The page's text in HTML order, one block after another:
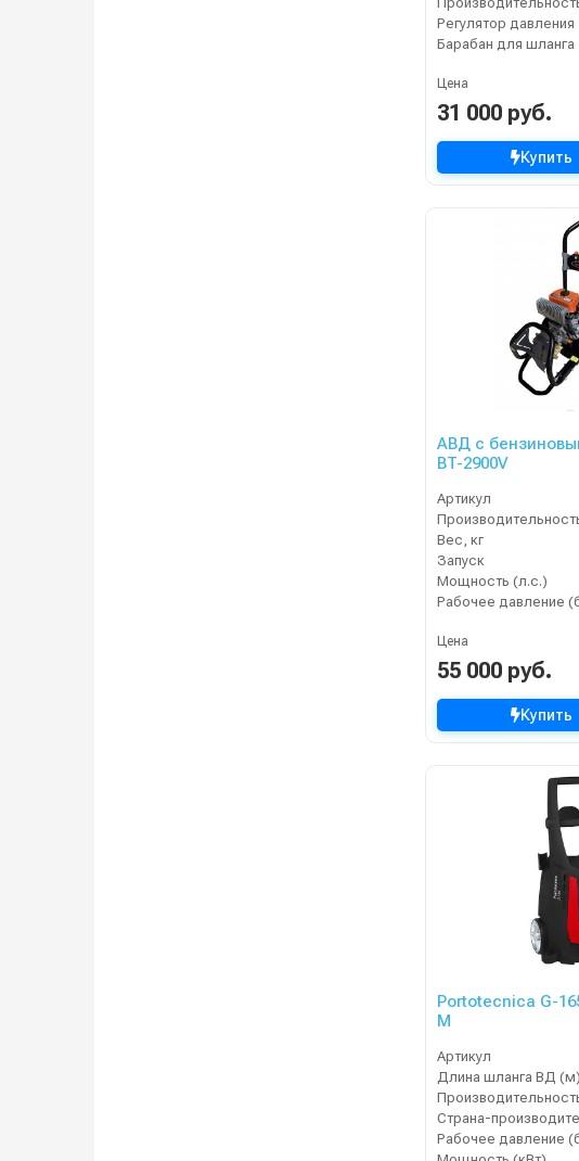
Регулятор давления
Барабан для шланга
Цена
31 000 руб.
Купить
АВД с
BT-2900V
Артикул
Вес, кг
Запуск
Мощность (л.с.)
Цена
55 000 руб.
Купить
Portotecnica G-
M
Артикул
Длина шланга ВД (м)
Страна-